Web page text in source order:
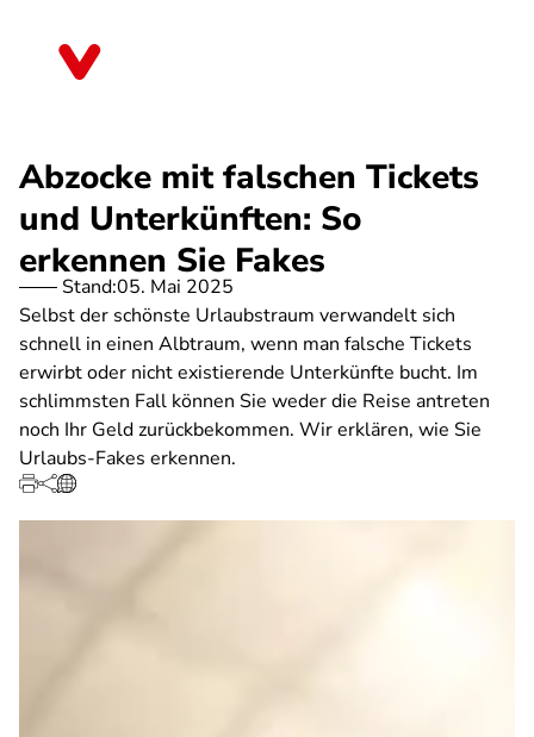
Abzocke mit falschen Tickets
und Unterkünften: So
erkennen Sie Fakes
Stand:05. Mai 2025
Selbst der schönste Urlaubstraum verwandelt sich
schnell in einen Albtraum, wenn man falsche Tickets
erwirbt oder nicht existierende Unterkünfte bucht. Im
schlimmsten Fall können Sie weder die Reise antreten
noch Ihr Geld zurückbekommen. Wir erklären, wie Sie
Urlaubs-Fakes erkennen.